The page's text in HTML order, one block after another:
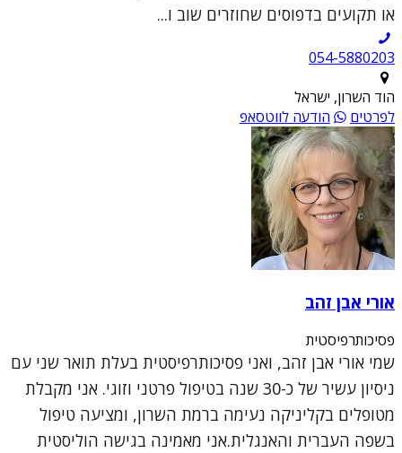
או תקועים בדפוסים שחוזרים שוב ו...
054-5880203
הוד השרון, ישראל
לפרטים
הודעה לווטסאפ
אורי אבן זהב
פסיכותרפיסטית
שמי אורי אבן זהב, ואני פסיכותרפיסטית בעלת תואר שני עם
ניסיון עשיר של כ-30 שנה בטיפול פרטני וזוגי. אני מקבלת
מטופלים בקליניקה נעימה ברמת השרון, ומציעה טיפול
בשפה העברית והאנגלית.אני מאמינה בגישה הוליסטית